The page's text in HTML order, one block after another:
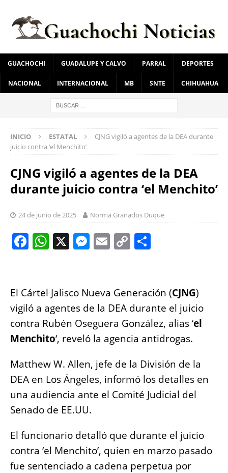
GUACHOCHI GUADALUPE Y CALVO PARRAL DEPORTES
NACIONAL INTERNACIONAL MB SNTE CHIHUAHUA
INICIO ESTATAL
CJNG vigiló a agentes de la DEA durante
juicio contra ‘el Menchito’
CJNG vigiló a agentes de la DEA
durante juicio contra ‘el Menchito’
24 de junio de 2025 Norma Granados Duque
F
e
b
o
o
k
W
s
A
p
p
X M
e
n
g
er
E
l
C
y
Li
n
k
re
El Cártel Jalisco Nueva Generación (CJNG)
vigiló a agentes de la DEA durante el juicio
contra Rubén Oseguera González, alias ‘el
Menchito‘, reveló la agencia antidrogas.
Matthew W. Allen, jefe de la División de la
DEA en Los Ángeles, informó los detalles en
una audiencia ante el Comité Judicial del
Senado de EE.UU.
El funcionario detalló que durante el juicio
contra ‘el Menchito’, quien en marzo pasado
fue sentenciado a cadena perpetua por